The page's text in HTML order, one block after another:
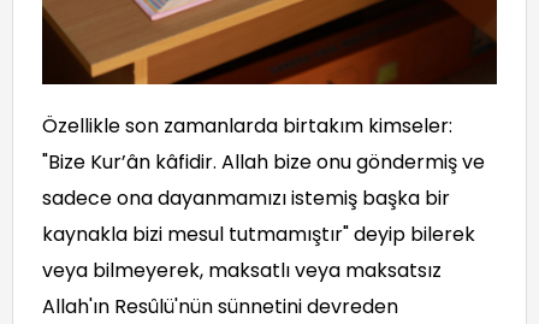
Özellikle son zamanlarda birtakım kimseler:
"Bize Kur’ân kâfidir. Allah bize onu göndermiş ve
sadece ona dayanmamızı istemiş başka bir
kaynakla bizi mesul tutmamıştır" deyip bilerek
veya bilmeyerek, maksatlı veya maksatsız
Allah'ın Resûlü'nün sünnetini devreden